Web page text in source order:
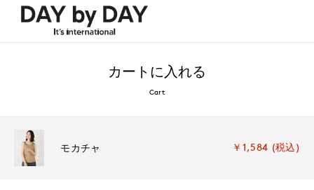
カートに入れる
Cart
モカチャ ￥1,584 (税込)